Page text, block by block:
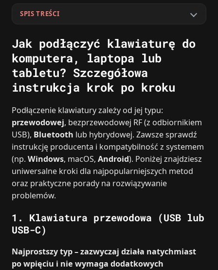
SPIS TREŚCI
Jak podłączyć klawiaturę do
komputera, laptopa lub
tabletu? Szczegółowa
instrukcja krok po kroku
Podłączenie klawiatury zależy od jej typu:
przewodowej, bezprzewodowej RF (z odbiornikiem
USB), Bluetooth lub hybrydowej. Zawsze sprawdź
instrukcję producenta i kompatybilność z systemem
(np. Windows, macOS, Android). Poniżej znajdziesz
uniwersalne kroki dla najpopularniejszych metod
oraz praktyczne porady na rozwiązywanie
problemów.
1. Klawiatura przewodowa (USB lub
USB-C)
Najprostszy typ – zazwyczaj działa natychmiast
po wpięciu i nie wymaga dodatkowych